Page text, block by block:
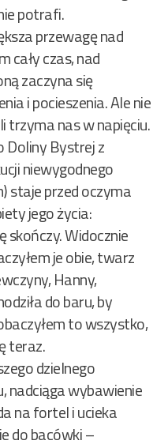
potrafi.
przewagę nad
cały czas, nad
zaczyna się
i pocieszenia. Ale nie
trzyma nas w napięciu.
Doliny Bystrej z
niewygodnego
staje przed oczyma
jego życia:
skończy. Widocznie
je obie, twarz
Hanny,
do baru, by
to wszystko,
teraz.
dzielnego
nadciąga wybawienie
na fortel i ucieka
do bacówki –